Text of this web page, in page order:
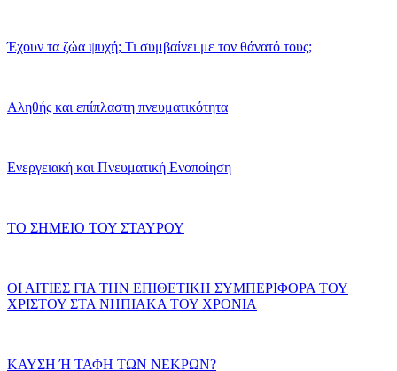
Έχουν τα ζώα ψυχή; Τι συμβαίνει με τον θάνατό τους;
Αληθής και επίπλαστη πνευματικότητα
Ενεργειακή και Πνευματική Ενοποίηση
ΤΟ ΣΗΜΕΙΟ ΤΟΥ ΣΤΑΥΡΟΥ
ΟΙ ΑΙΤΙΕΣ ΓΙΑ ΤΗΝ ΕΠΙΘΕΤΙΚΗ ΣΥΜΠΕΡΙΦΟΡΑ ΤΟΥ
ΧΡΙΣΤΟΥ ΣΤΑ ΝΗΠΙΑΚΑ ΤΟΥ ΧΡΟΝΙΑ
ΚΑΥΣΗ Ή ΤΑΦΗ ΤΩΝ ΝΕΚΡΩΝ?